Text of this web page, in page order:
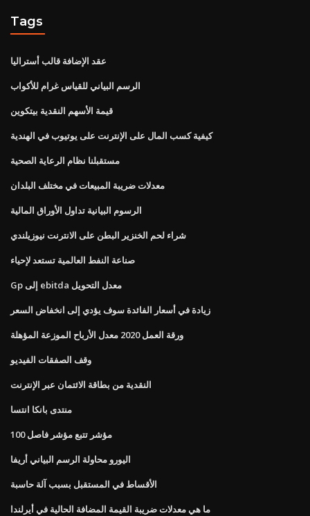
Tags
عقد الإضافة قالب أستراليا
الرسم البياني للقياس غرام للأكواب
قيمة الأسهم النقدية بيتكوين
كيفية كسب المال على الإنترنت على يوتيوب في الهندية
مستقبلنا نظام الرعاية الصحية
معدلات ضريبة المبيعات في مختلف البلدان
الرسوم البيانية تداول الأوراق المالية
شراء لحم الخنزير البطن على الانترنت نيوزيلندي
صناعة النفط العالمية تستعد لإحياء
Gp إلى ebitda معدل التحويل
زيادة في أسعار الفائدة سوف يؤدي إلى انخفاض السعر
ورقة العمل 2020 معدل الأرباح الموزعة المؤهلة
وقف الصفقات الفيديو
النقدية من بطاقة الائتمان عبر الإنترنت
منتدى بانكا انتسا
مؤشر تتبع مؤشر فاصل 100
اليورو محاولة الرسم البياني أريفا
الأقساط في المستقبل بسبب آلة حاسبة
ما هي معدلات ضريبة القيمة المضافة الحالية في أيرلندا